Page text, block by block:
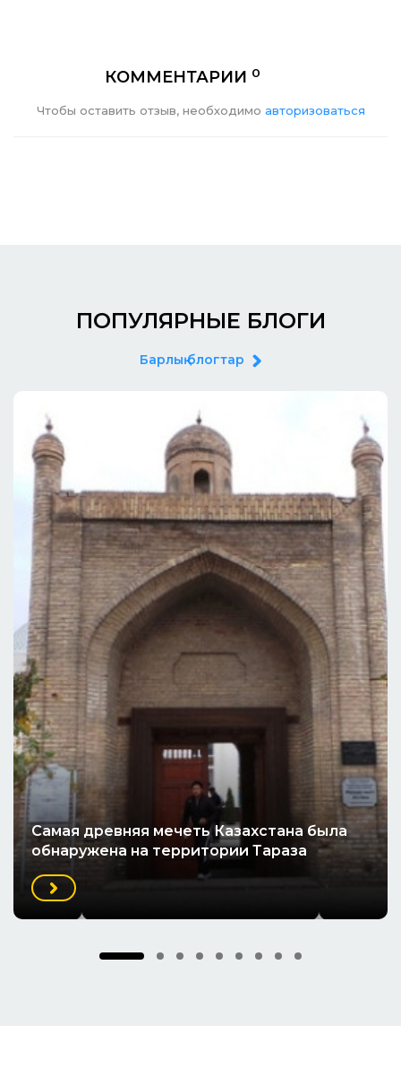
КОММЕНТАРИИ 0
Чтобы оставить отзыв, необходимо авторизоваться
ПОПУЛЯРНЫЕ БЛОГИ
Барлық блогтар
Cамая древняя мечеть Казахстана была
обнаружена на территории Тараза